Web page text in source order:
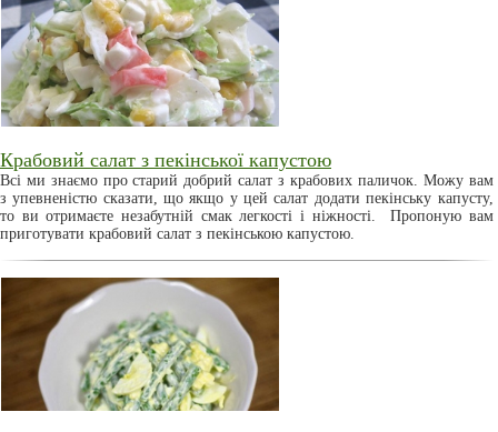
Крабовий салат з пекінської капустою
Всі ми знаємо про старий добрий салат з крабових паличок. Можу вам
з упевненістю сказати, що якщо у цей салат додати пекінську капусту,
то ви отримаєте незабутній смак легкості і ніжності. Пропоную вам
приготувати крабовий салат з пекінською капустою.